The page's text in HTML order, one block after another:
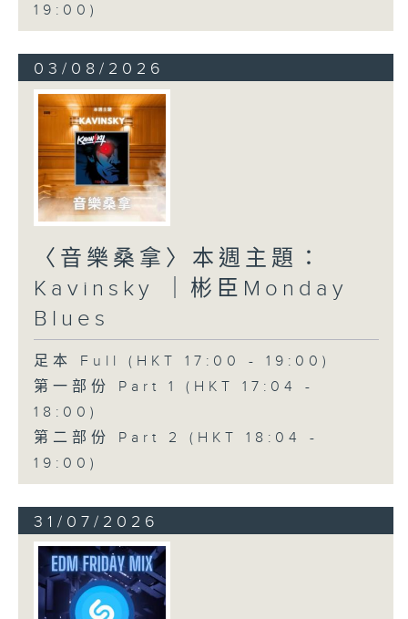
19:00)
03/08/2026
〈音樂桑拿〉本週主題：
Kavinsky ｜彬臣Monday
Blues
足本 Full (HKT 17:00 - 19:00)
第一部份 Part 1 (HKT 17:04 -
18:00)
第二部份 Part 2 (HKT 18:04 -
19:00)
31/07/2026